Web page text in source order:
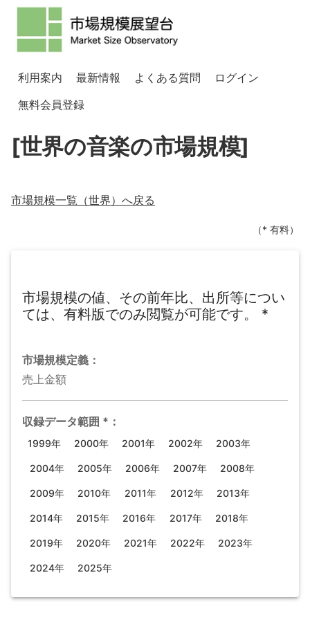
利用案内 最新情報 よくある質問
ログイン
無料会員登録
[世界の音楽の市場規模]
市場規模一覧（世界）へ戻る
（* 有料）
市場規模の値、その前年比、出所等につい
ては、有料版でのみ閲覧が可能です。
*
市場規模定義：
売上金額
収録データ範囲 * ：
1999年 2000年 2001年 2002年 2003年
2004年 2005年 2006年 2007年 2008年
2009年 2010年 2011年 2012年 2013年
2014年 2015年 2016年 2017年 2018年
2019年 2020年 2021年 2022年 2023年
2024年 2025年